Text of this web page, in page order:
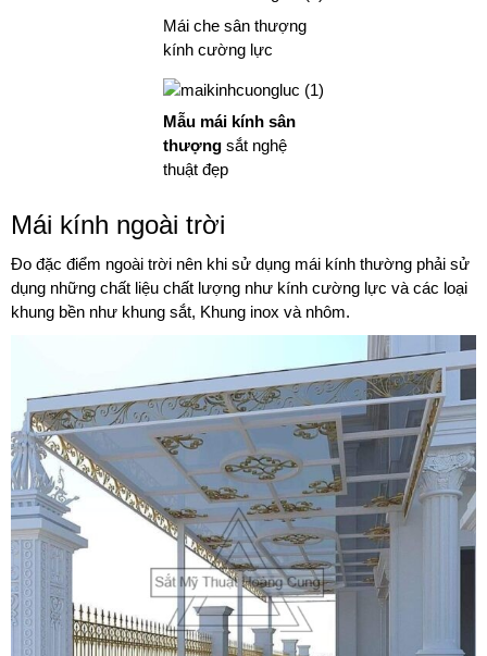
Mái che sân thượng
kính cường lực
Mẫu mái kính sân
thượng sắt nghệ
thuật đẹp
Mái kính ngoài trời
Đo đặc điểm ngoài trời nên khi sử dụng mái kính thường phải sử
dụng những chất liệu chất lượng như kính cường lực và các loại
khung bền như khung sắt, Khung inox và nhôm.